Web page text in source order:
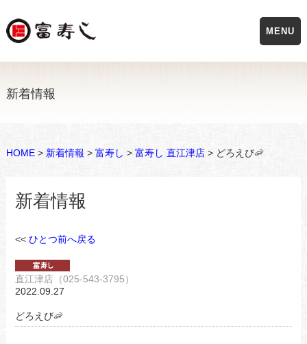
新着情報
HOME> 新着情報 > 富寿し > 富寿し 直江津店> どろえび🦐
新着情報
<< ひとつ前へ戻る
直江津店（025-543-3795）
2022.09.27
どろえび🦐
MENU